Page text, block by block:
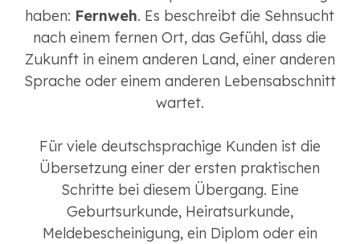
haben: Fernweh. Es beschreibt die Sehnsucht
nach einem fernen Ort, das Gefühl, dass die
Zukunft in einem anderen Land, einer anderen
Sprache oder einem anderen Lebensabschnitt
wartet.
Für viele deutschsprachige Kunden ist die
Übersetzung einer der ersten praktischen
Schritte bei diesem Übergang. Eine
Geburtsurkunde, Heiratsurkunde,
Meldebescheinigung, ein Diplom oder ein